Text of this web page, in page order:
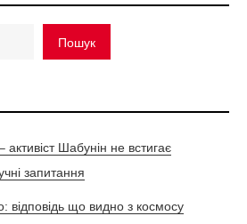
Пошук
активіст Шабунін не встигає
запитання
відповідь що видно з космосу